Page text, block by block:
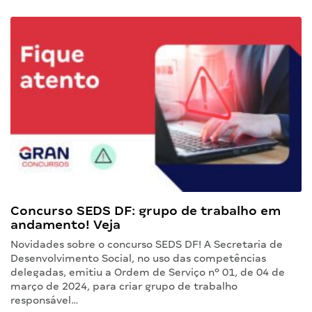
Concurso SEDS DF: grupo de trabalho em
andamento! Veja
Novidades sobre o concurso SEDS DF! A Secretaria de
Desenvolvimento Social, no uso das competências
delegadas, emitiu a Ordem de Serviço nº 01, de 04 de
março de 2024, para criar grupo de trabalho
responsável…